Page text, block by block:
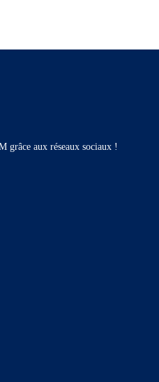
grâce aux réseaux sociaux !